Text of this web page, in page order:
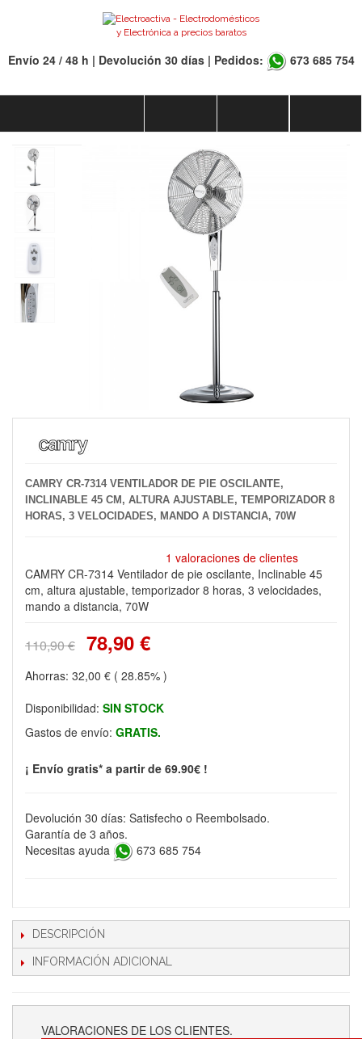
Envío 24 / 48 h | Devolución 30 días | Pedidos: 673 685 754
CAMRY CR-7314 VENTILADOR DE PIE OSCILANTE,
INCLINABLE 45 CM, ALTURA AJUSTABLE, TEMPORIZADOR 8
HORAS, 3 VELOCIDADES, MANDO A DISTANCIA, 70W
1 valoraciones de clientes
CAMRY CR-7314 Ventilador de pie oscilante, Inclinable 45
cm, altura ajustable, temporizador 8 horas, 3 velocidades,
mando a distancia, 70W
110,90 € 78,90 €
Ahorras: 32,00 € ( 28.85% )
Disponibilidad: SIN STOCK
Gastos de envío: GRATIS.
¡ Envío gratis* a partir de 69.90€ !
Devolución 30 días: Satisfecho o Reembolsado.
Garantía de 3 años.
Necesitas ayuda
673 685 754
DESCRIPCIÓN
INFORMACIÓN ADICIONAL
VALORACIONES DE LOS CLIENTES.